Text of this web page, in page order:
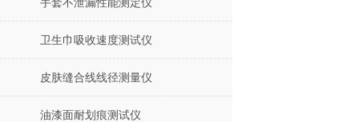
手套不泄漏性能测定仪
卫生巾吸收速度测试仪
皮肤缝合线线径测量仪
油漆面耐划痕测试仪